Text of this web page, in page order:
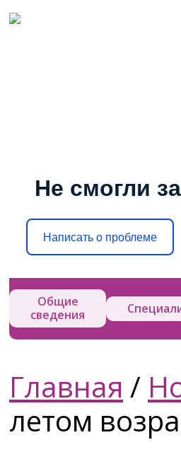
Не смогли
Написать о проблеме
Общие
сведения
Главная /
летом